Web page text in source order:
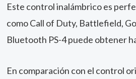
Este control inalámbrico es
como Call of Duty, Battlefield,
Bluetooth PS-4 puede obtener
En comparación con el control